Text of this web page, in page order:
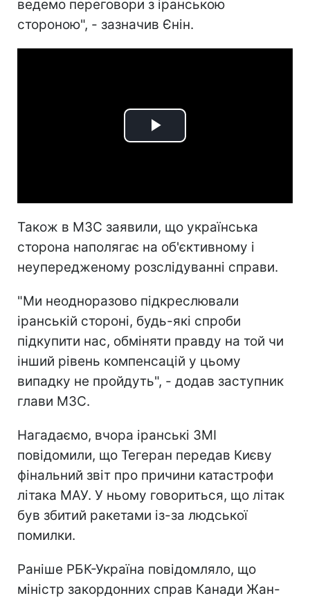
ведемо переговори з іранською
стороною", - зазначив Єнін.
Play
Також в МЗС заявили, що українська
сторона наполягає на об'єктивному і
неупередженому розслідуванні справи.
"Ми неодноразово підкреслювали
іранській стороні, будь-які спроби
підкупити нас, обміняти правду на той чи
інший рівень компенсацій у цьому
випадку не пройдуть", - додав заступник
глави МЗС.
Нагадаємо, вчора іранські ЗМІ
повідомили, що Тегеран передав Києву
фінальний звіт про причини катастрофи
літака МАУ. У ньому говориться, що літак
був збитий ракетами із-за людської
помилки.
Раніше РБК-Україна повідомляло, що
міністр закордонних справ Канади Жан-